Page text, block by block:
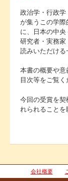
政治学・行政学
が集うこの学際
に、日本の中央
研究者・実務
読みいただける
本書の概要や
目次等をご覧く
今回の受賞を契
れられることを
会社概要